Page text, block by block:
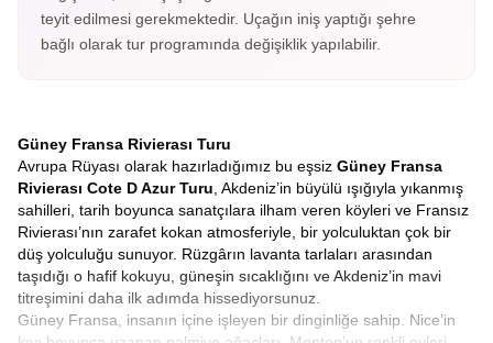
teyit edilmesi gerekmektedir. Uçağın iniş yaptığı şehre
bağlı olarak tur programında değişiklik yapılabilir.
Güney Fransa Rivierası Turu
Avrupa Rüyası olarak hazırladığımız bu eşsiz Güney Fransa
Rivierası Cote D Azur Turu , Akdeniz’in büyülü ışığıyla yıkanmış
sahilleri, tarih boyunca sanatçılara ilham veren köyleri ve Fransız
Rivierası’nın zarafet kokan atmosferiyle, bir yolculuktan çok bir
düş yolculuğu sunuyor. Rüzgârın lavanta tarlaları arasından
taşıdığı o hafif kokuyu, güneşin sıcaklığını ve Akdeniz’in mavi
titreşimini daha ilk adımda hissediyorsunuz.
Güney Fransa, insanın içine işleyen bir dinginliğe sahip. Nice’in